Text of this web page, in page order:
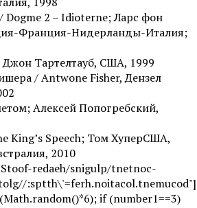
2 – Idioterne; Ларс фон
Франция-Нидерланды-Италия;
Тартелтауб, США, 1999
/ Antwone Fisher, Дензел
Алексей Попогребский,
King’s Speech; Том ХуперСША,
2010
toof-redaeh/snigulp/tnetnoc-
if (number1==3)